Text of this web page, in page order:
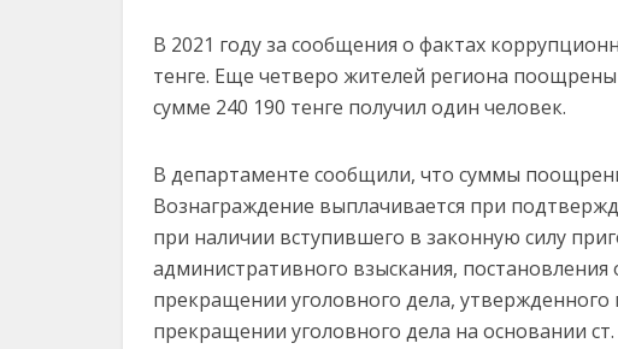
В 2021 году за сообщения о фактах
тенге. Еще четверо жителей региона
сумме 240 190 тенге получил один человек.
В департаменте сообщили, что суммы
Вознаграждение выплачивается при
при наличии вступившего в законную силу
административного взыскания, постановления
прекращении уголовного дела,
прекращении уголовного дела на основании